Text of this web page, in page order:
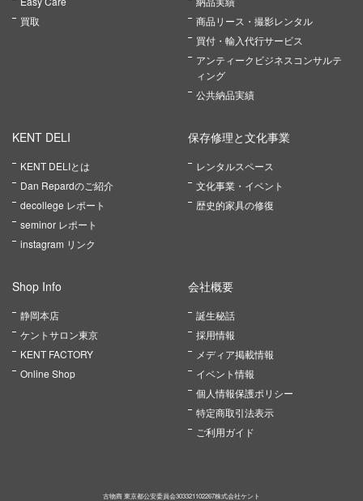
買取
商品リース・撮影レンタル
買付・輸入代行サービス
アンティークビジネスコンサルテ
ィング
公共納品実績
KENT DELI
KENT DELIとは
Dan Repardのご紹介
decollege レポート
seminor レポート
instagram リンク
保存修理と文化事業
レンタルスペース
文化事業・イベント
歴史的家具の修復
Shop Info
静岡本店
ケントサロン東京
KENT FACTORY
Online Shop
会社概要
誕生秘話
採用情報
メディア掲載情報
イベント情報
個人情報保護ポリシー
特定商取引法表示
ご利用ガイド
古物商 東京都公安委員会303321102267株式会社ケント